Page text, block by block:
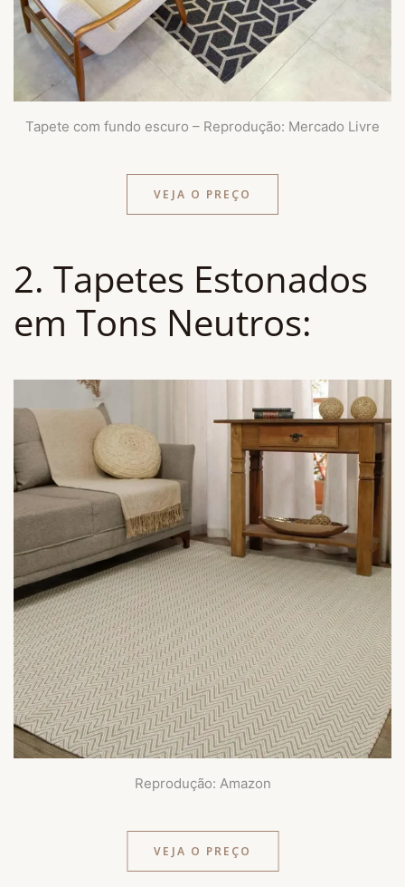
Tapete com fundo escuro – Reprodução: Mercado Livre
VEJA O PREÇO
2. Tapetes Estonados
em Tons Neutros:
Reprodução: Amazon
VEJA O PREÇO